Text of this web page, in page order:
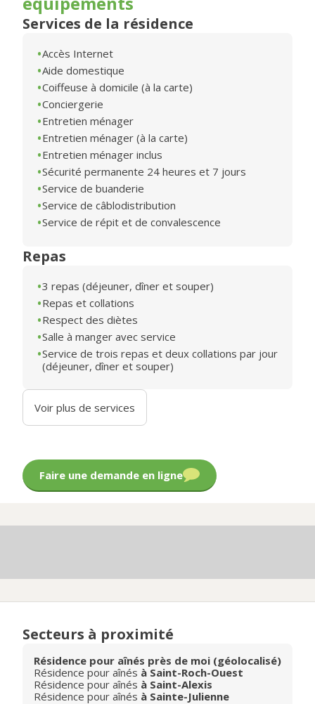
Services de la résidence
Accès Internet
Aide domestique
Coiffeuse à domicile (à la carte)
Conciergerie
Entretien ménager
Entretien ménager (à la carte)
Entretien ménager inclus
Sécurité permanente 24 heures et 7 jours
Service de buanderie
Service de câblodistribution
Service de répit et de convalescence
Repas
3 repas (déjeuner, dîner et souper)
Repas et collations
Respect des diètes
Salle à manger avec service
Service de trois repas et deux collations par jour
(déjeuner, dîner et souper)
Voir plus de services
Faire une demande en ligne
Secteurs à proximité
Résidence pour aînés près de moi (géolocalisé)
Résidence pour aînés à Saint-Roch-Ouest
Résidence pour aînés à Saint-Alexis
Résidence pour aînés à Sainte-Julienne